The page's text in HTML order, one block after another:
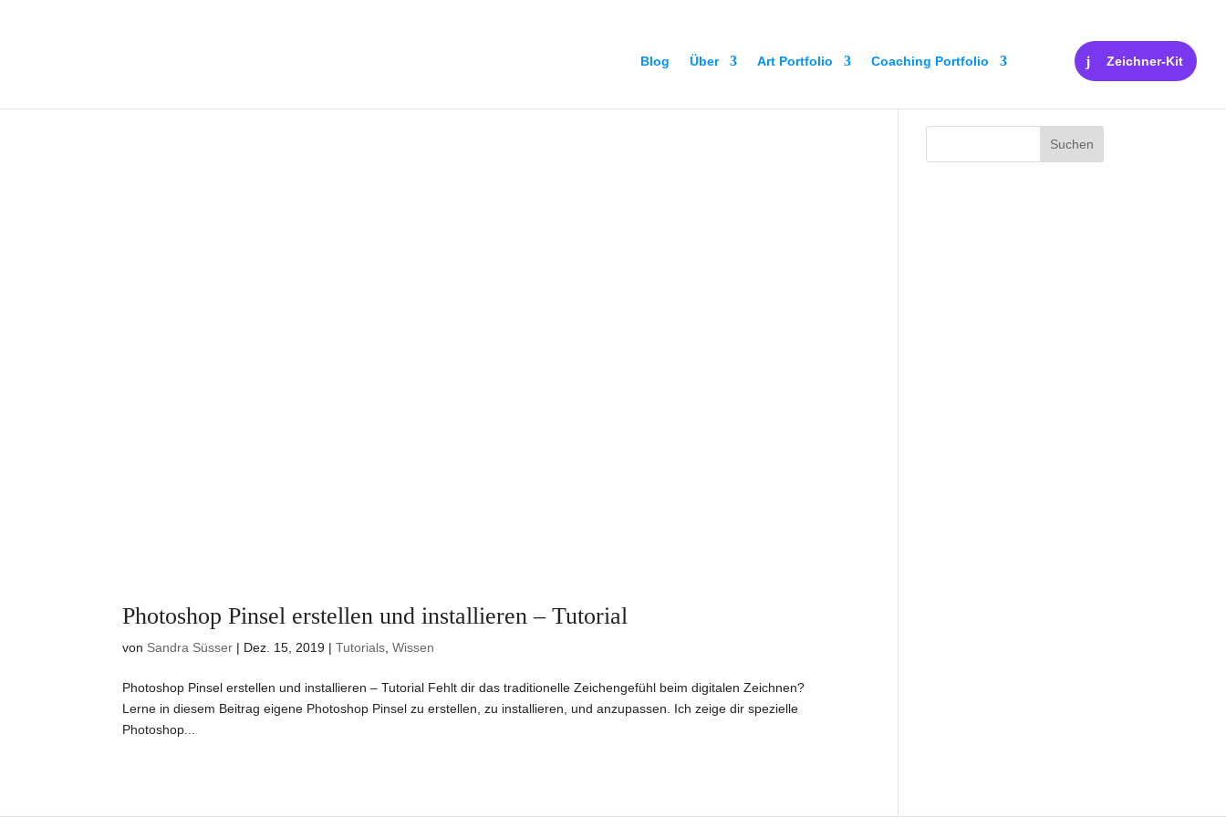
Blog Über Art Portfolio Coaching Portfolio Zeichner-Kit
Photoshop Pinsel erstellen und installieren – Tutorial
von Sandra Süsser | Dez. 15, 2019 |Tutorials ,Wissen
Photoshop Pinsel erstellen und installieren – Tutorial Fehlt dir das traditionelle Zeichengefühl beim digitalen Zeichnen?
Lerne in diesem Beitrag eigene Photoshop Pinsel zu erstellen, zu installieren, und anzupassen. Ich zeige dir spezielle
Photoshop...